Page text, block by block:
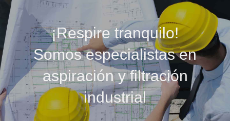
¡Respire tranquilo!
Somos especialistas en
aspiración y filtración
industrial